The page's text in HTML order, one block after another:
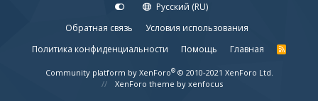
Русский (RU)
Обратная связь
Условия использования
Политика конфиденциальности
Помощь Главная
R
S
Community platform by XenForo® © 2010-2021 XenForo Ltd.
XenForo theme by xenfocus